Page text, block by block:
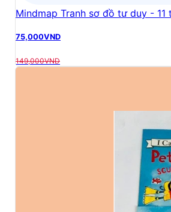
Mindmap Tranh sơ đồ tư duy -
75,000VND
149,000VND